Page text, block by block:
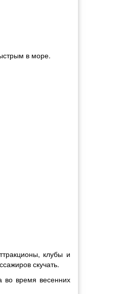
в море.
клубы и
скучать.
во время весенних